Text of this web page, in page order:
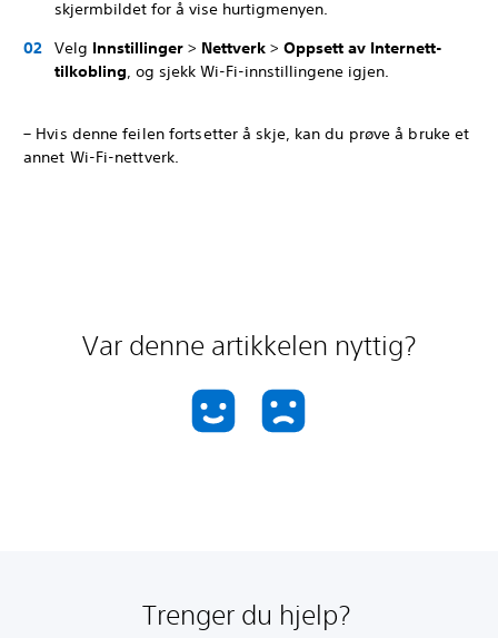
skjermbildet for å vise hurtigmenyen.
Velg Innstillinger > Nettverk > Oppsett av Internett-
tilkobling, og sjekk Wi-Fi-innstillingene igjen.
– Hvis denne feilen fortsetter å skje, kan du prøve å bruke et
annet Wi-Fi-nettverk.
Var denne artikkelen nyttig?
Trenger du hjelp?